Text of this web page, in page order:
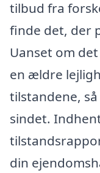
tilbud fra
finde det, der
Uanset om
en ældre
tilstandene,
sindet.
din